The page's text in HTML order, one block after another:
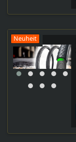
Neuheit